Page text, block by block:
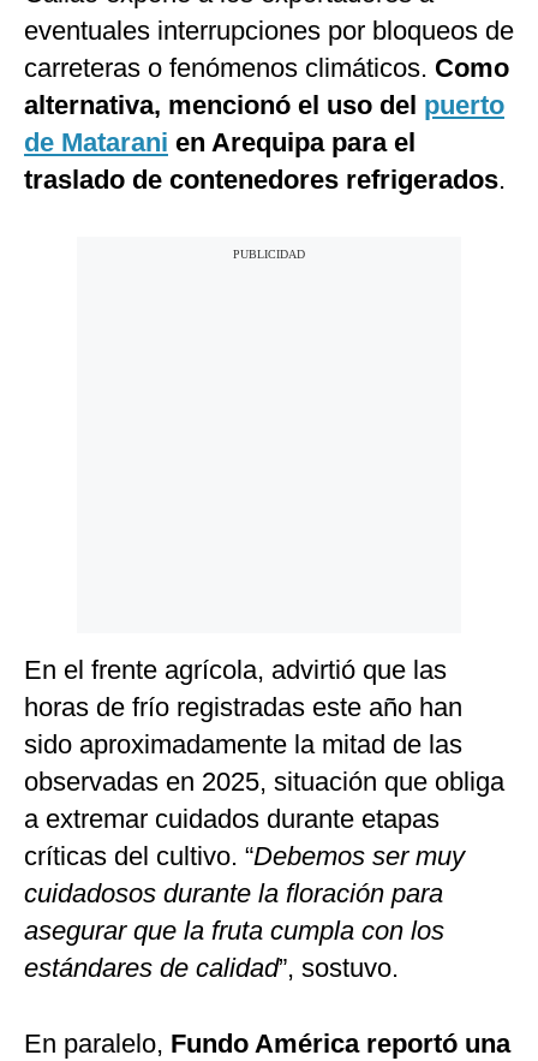
eventuales interrupciones por bloqueos de
carreteras o fenómenos climáticos. Como
alternativa, mencionó el uso del puerto
de Matarani en Arequipa para el
traslado de contenedores refrigerados.
En el frente agrícola, advirtió que las
horas de frío registradas este año han
sido aproximadamente la mitad de las
observadas en 2025, situación que obliga
a extremar cuidados durante etapas
críticas del cultivo. “Debemos ser muy
cuidadosos durante la floración para
asegurar que la fruta cumpla con los
estándares de calidad”, sostuvo.
En paralelo, Fundo América reportó una